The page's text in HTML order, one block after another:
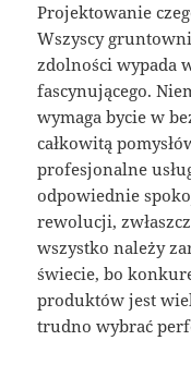
Projektowanie
Wszyscy
zdolności wypada
fascynującego.
wymaga bycie w
całkowitą
profesjonalne
odpowiednie
rewolucji,
wszystko należy
świecie, bo
produktów jest
trudno wybrać